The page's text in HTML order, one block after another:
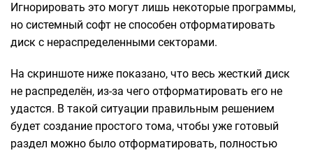
Игнорировать это могут лишь некоторые программы,
но системный софт не способен отформатировать
диск с нераспределенными секторами.
На скриншоте ниже показано, что весь жесткий диск
не распределён, из-за чего отформатировать его не
удастся. В такой ситуации правильным решением
будет создание простого тома, чтобы уже готовый
раздел можно было отформатировать, полностью